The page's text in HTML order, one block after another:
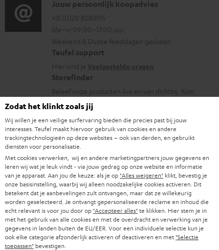
r
m
a
t
i
e
e
i
n
f
o
r
m
a
t
i
e
i
o
g
l
o
s
s
a
r
y
C
o
n
t
a
c
t
i
n
f
o
r
m
a
t
i
e
Jouw persoonlijk koopadvies
+31 (0)20 8083195
Ma–vr 09:00–17:00 uur.
Weekend & Duitse feestdagen gesloten
Teufel support
Hier vind je
Storefinder
Beleef onze producten live en van dichtbij. Kom
langs in een van onze stores.
1 Geldig t/m 15.08.2026, 23:59 uur. De kortingscode geldt alleen op
www.teufelaudio.nl en is niet geldig op reeds geplaatste en/of gedane
bestellingen en aankopen. Je kunt een kortingscode niet inruilen voor
geld. Deze kortingscode kan niet in combinatie met andere kortingscodes
worden gebruikt en geldt alleen voor particulieren. Kortingscodes die op
www.teufelaudio.nl staan vermeld, mogen niet worden doorverkocht of
gepubliceerd worden door derden zonder schriftelijke toestemming van
Lautsprecher Teufel GmbH. Voor de exacte voorwaarden verwijzen wij je
Algemene Voorwaarden
Zodat het klinkt zoals jij
Wij willen je een veilige surfervaring bieden die precies past bij jouw
interesses. Teufel maakt hiervoor gebruik van cookies en andere
trackingtechnologieën op deze websites – ook van derden, en gebruikt
diensten voor personalisatie.
Met cookies verwerken, wij en andere marketingpartners jouw gegevens en
leren wij wat je leuk vindt - via jouw gedrag op onze website en informatie
van je apparaat. Aan jou de keuze: als je op "Alles weigeren" klikt, bevestig je
onze basisinstelling, waarbij wij alleen noodzakelijke cookies activeren. Dit
betekent dat je aanbevelingen zult ontvangen, maar dat ze willekeurig
worden geselecteerd. Je ontvangt gepersonaliseerde reclame en inhoud die
echt relevant is voor jou door op "Accepteer alles"te klikken. Hier stem je in
met het gebruik van alle cookies en met de overdracht en verwerking van je
gegevens in landen buiten de EU/EER. Voor een individuele selectie kun je
ook elke categorie afzonderlijk activeren of deactiveren en met "Selectie
toepassen" bevestigen.